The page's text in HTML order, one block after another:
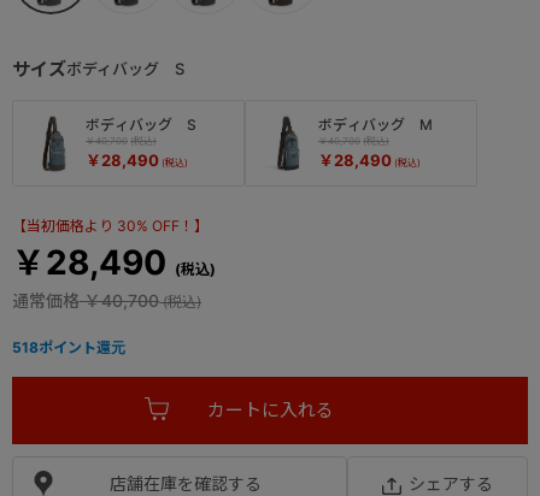
【当初価格より 30% OFF！】
￥28,490
通常価格￥40,700
サイズボディバッグ S
ボディバッグ S
￥40,700
￥28,490
ボディバッグ M
￥40,700
￥28,490
店舗在庫を確認する シェアする
518ポイント還元